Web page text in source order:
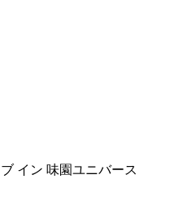
イン 味園ユニバース